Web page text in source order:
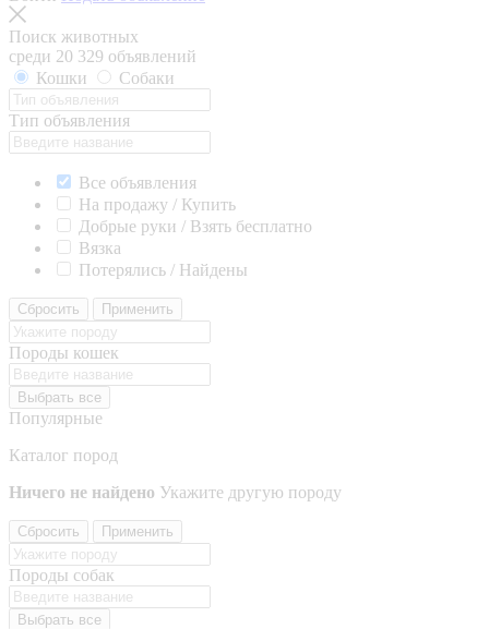
Поиск животных
среди 20 329 объявлений
Кошки
Собаки
Тип объявления
Все объявления
На продажу / Купить
Добрые руки / Взять бесплатно
Вязка
Потерялись / Найдены
Сбросить Применить
Породы кошек
Выбрать все
Популярные
Каталог пород
Ничего не найдено Укажите другую породу
Сбросить Применить
Породы собак
Выбрать все